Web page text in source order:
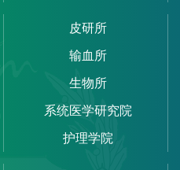
皮研所
输血所
生物所
系统医学研究院
护理学院